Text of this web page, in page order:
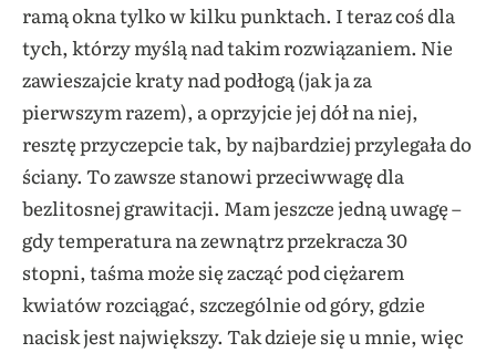
ramą okna tylko w kilku punktach. I teraz coś dla
tych, którzy myślą nad takim rozwiązaniem. Nie
zawieszajcie kraty nad podłogą (jak ja za
pierwszym razem), a oprzyjcie jej dół na niej,
resztę przyczepcie tak, by najbardziej przylegała do
ściany. To zawsze stanowi przeciwwagę dla
bezlitosnej grawitacji. Mam jeszcze jedną uwagę –
gdy temperatura na zewnątrz przekracza 30
stopni, taśma może się zacząć pod ciężarem
kwiatów rozciągać, szczególnie od góry, gdzie
nacisk jest największy. Tak dzieje się u mnie, więc